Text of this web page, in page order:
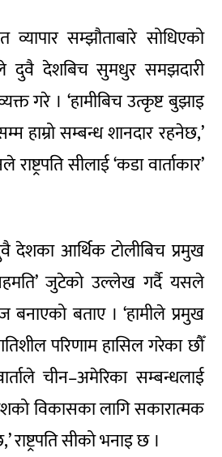
व्यापार सम्झौताबारे सोधिएको
दुवै देशबिच सुमधुर समझदारी
गरे । ‘हामीबिच उत्कृष्ट बुझाइ
हाम्रो सम्बन्ध शानदार रहनेछ,’
सीलाई ‘कडा वार्ताकार’
देशका आर्थिक टोलीबिच प्रमुख
जुटेको उल्लेख गर्दै यसले
बनाएको बताए । ‘हामीले प्रमुख
परिणाम हासिल गरेका छौँ
चीन–अमेरिका सम्बन्धलाई
विकासका लागि सकारात्मक
राष्ट्रपति सीको भनाइ छ ।